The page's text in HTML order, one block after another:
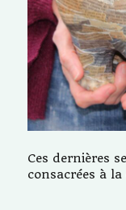
Ces dernières
consacrées à